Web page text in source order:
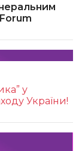
у
України!